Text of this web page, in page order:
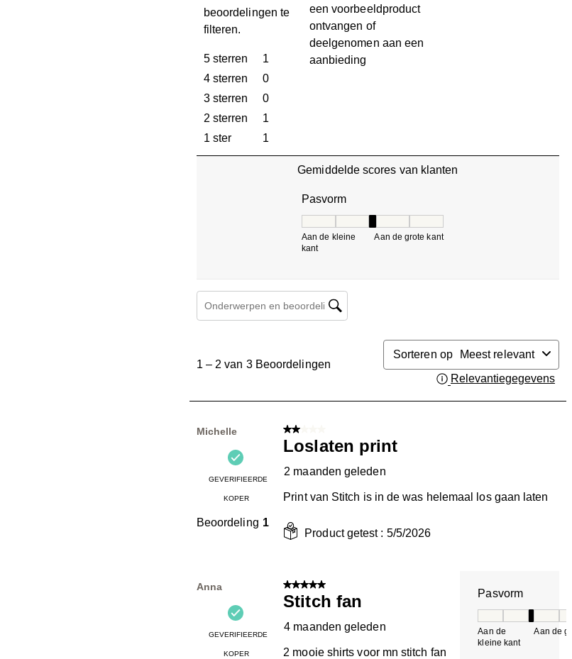
beoordelingen te
filteren.
5 sterren sterren
1
1 beoordeling met 5 sterren.
4 sterren sterren
0
0 beoordelingen met 4 sterren.
3 sterren sterren
0
0 beoordelingen met 3 sterren.
2 sterren sterren
1
1 beoordeling met 2 sterren.
1 ster sterren1
1 beoordeling met 1 ster.
een voorbeeldproduct
ontvangen of
deelgenomen aan een
aanbieding
Gemiddelde scores van klanten
Pasvorm
Aan de kleine
kant
Aan de grote kant
Onderwerpen en beoordelingen zoeken per regio
tot
Beoordelingen.
1 – 2 van 3 Beoordelingen
Sorteren op
Meest relevant
Relevantiegegevens
Michelle
GEVERIFIEERDE
KOPER
Beoordeling 1
2 van 5 sterren.
Loslaten print
2 maanden geleden
Print van Stitch is in de was helemaal los gaan laten
Product getest : 5/5/2026
Anna
GEVERIFIEERDE
KOPER
5 van 5 sterren.
Stitch fan
4 maanden geleden
2 mooie shirts voor mn stitch fan
Pasvorm
Aan de
kleine kant
Aan de